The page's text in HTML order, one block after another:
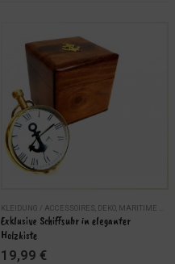
MARITIMER KINDERSCHMUCK,
KLEIDUNG / ACCESSOIRES DEKO MARITIME UHREN
Exklusive Schiffsuhr in eleganter
Holzkiste
19,99 €